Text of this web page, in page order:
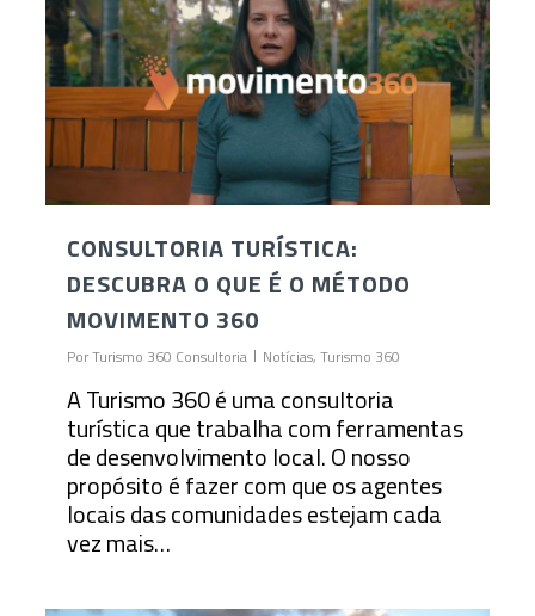
CONSULTORIA TURÍSTICA:
DESCUBRA O QUE É O MÉTODO
MOVIMENTO 360
PorTurismo 360 Consultoria Notícias,Turismo 360
A Turismo 360 é uma consultoria
turística que trabalha com ferramentas
de desenvolvimento local. O nosso
propósito é fazer com que os agentes
locais das comunidades estejam cada
vez mais…